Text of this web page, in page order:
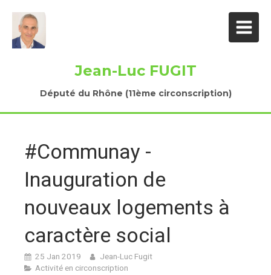
Jean-Luc FUGIT
Député du Rhône (11ème circonscription)
#Communay -
Inauguration de
nouveaux logements à
caractère social
25 Jan 2019
Jean-Luc Fugit
Activité en circonscription